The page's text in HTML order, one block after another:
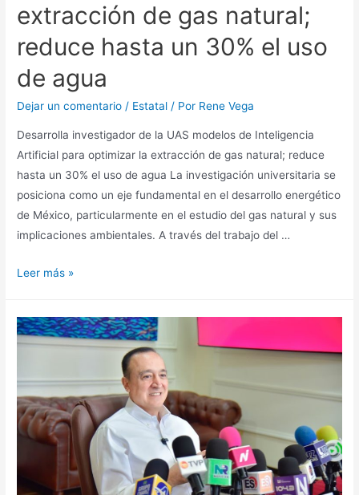
extracción de gas natural;
reduce hasta un 30% el uso
de agua
Dejar un comentario / Estatal / Por Rene Vega
Desarrolla investigador de la UAS modelos de Inteligencia
Artificial para optimizar la extracción de gas natural; reduce
hasta un 30% el uso de agua La investigación universitaria se
posiciona como un eje fundamental en el desarrollo energético
de México, particularmente en el estudio del gas natural y sus
implicaciones ambientales. A través del trabajo del …
Leer más »